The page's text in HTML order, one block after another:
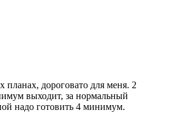
планах, дороговато для меня. 2
выходит, за нормальный
надо готовить 4 минимум.